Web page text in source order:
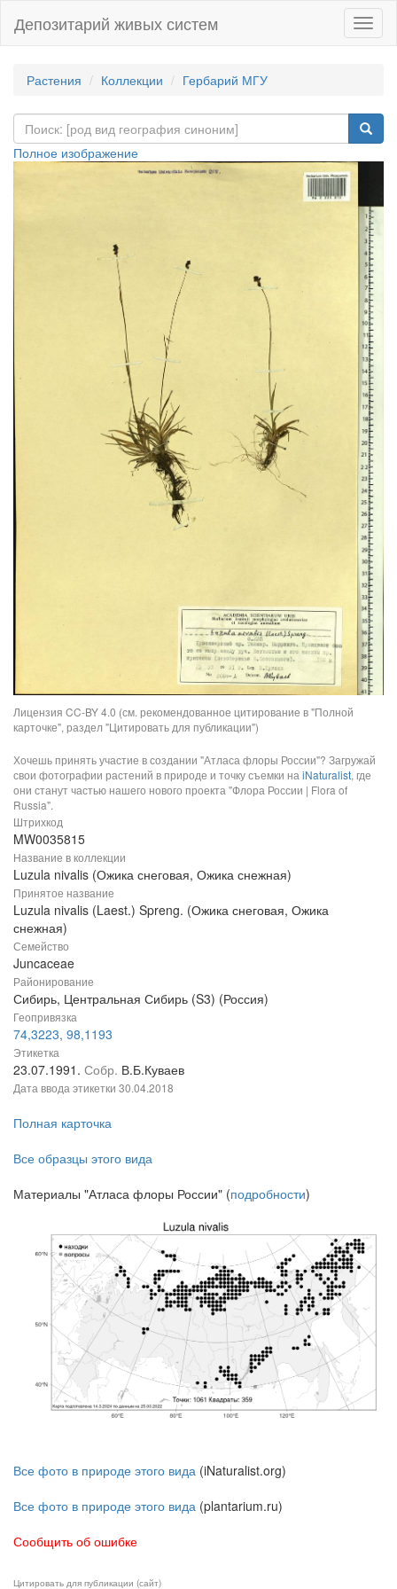
Депозитарий живых систем
Растения Коллекции Гербарий МГУ
Полное изображение
Лицензия CC-BY 4.0 (см. рекомендованное цитирование в "Полной
карточке", раздел "Цитировать для публикации")
Хочешь принять участие в создании "Атласа флоры России"? Загружай
свои фотографии растений в природе и точку съемки на iNaturalist, где
они станут частью нашего нового проекта "Флора России | Flora of
Russia".
Штрихкод
MW0035815
Название в коллекции
Luzula nivalis (Ожика снеговая, Ожика снежная)
Принятое название
Luzula nivalis (Laest.) Spreng. (Ожика снеговая, Ожика
снежная)
Семейство
Juncaceae
Районирование
Сибирь, Центральная Сибирь (S3) (Россия)
Геопривязка
74,3223, 98,1193
Этикетка
23.07.1991. Собр. В.Б.Куваев
Дата ввода этикетки 30.04.2018
Полная карточка
Все образцы этого вида
Материалы "Атласа флоры России" (подробности)
Все фото в природе этого вида (iNaturalist.org)
Все фото в природе этого вида (plantarium.ru)
Сообщить об ошибке
Цитировать для публикации (сайт)